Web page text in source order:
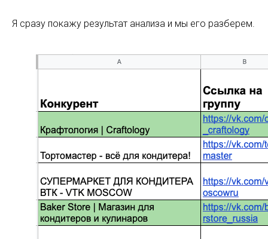
Я сразу покажу результат анализа и мы его разберем.